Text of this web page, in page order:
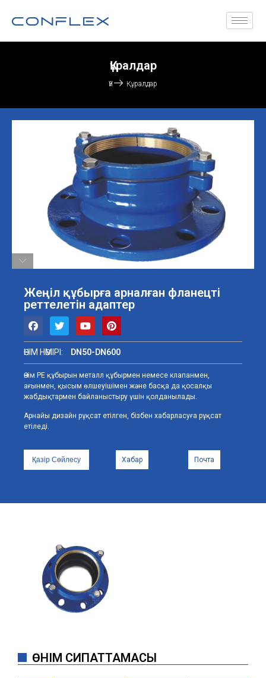
Құралдар
Үй Құралдар
Жеңіл құбырға арналған фланецті
реттелетін адаптер
ӨНІМ НӨМІРІ: DN50-DN600
Өнім PE құбырын металл құбырмен немесе клапанмен,
ағынмен, қысым өлшеуішімен және басқа да қосалқы
жабдықтармен байланыстыру үшін қолданылады.
Арнайы дизайн рұқсат етілген, бізбен хабарласуға рұқсат
етіледі.
Қазір Сөйлесу Хабар Почта
ӨНІМ СИПАТТАМАСЫ